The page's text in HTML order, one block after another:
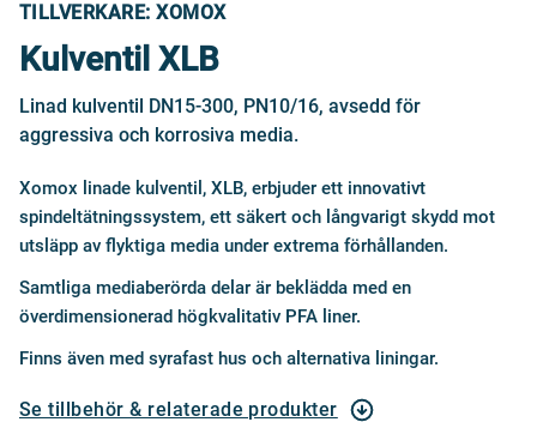
TILLVERKARE: XOMOX
Kulventil XLB
Linad kulventil DN15-300, PN10/16, avsedd för
aggressiva och korrosiva media.
Xomox linade kulventil, XLB, erbjuder ett innovativt
spindeltätningssystem, ett säkert och långvarigt skydd mot
utsläpp av flyktiga media under extrema förhållanden.
Samtliga mediaberörda delar är beklädda med en
överdimensionerad högkvalitativ PFA liner.
Finns även med syrafast hus och alternativa liningar.
Se tillbehör & relaterade produkter